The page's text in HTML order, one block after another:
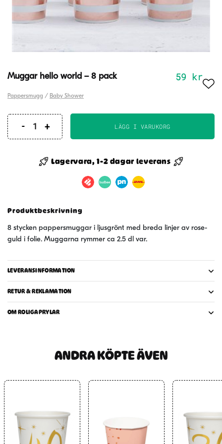
Muggar hello world – 8 pack 59 kr
Pappersmugg / Baby Shower
Muggar
world
LÄGG I VARUKORG
Lagervara, 1-2 dagar leverans
Produktbeskrivning
8 stycken pappersmuggar i ljusgrönt med breda linjer av rose-
guld i folie. Muggarna rymmer ca 2.5 dl var.
LEVERANSINFORMATION
RETUR & REKLAMATION
OM ROLIGAPRYLAR
ANDRA KÖPTE ÄVEN